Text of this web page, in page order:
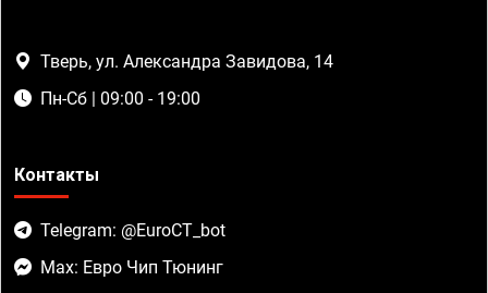
Тверь, ул. Александра Завидова, 14
Пн-Сб | 09:00 - 19:00
Контакты
Telegram: @EuroCT_bot
Max: Евро Чип Тюнинг